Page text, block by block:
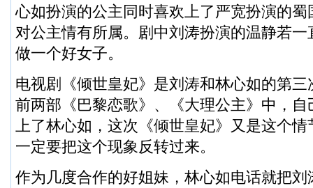
心如扮演的公主同时喜欢上了严宽扮演的
对公主情有所属。剧中刘涛扮演的温静若
做一个好女子。
电视剧《倾世皇妃》是刘涛和林心如的第
前两部《巴黎恋歌》、《大理公主》中，
上了林心如，这次《倾世皇妃》又是这个
一定要把这个现象反转过来。
作为几度合作的好姐妹，林心如电话就把